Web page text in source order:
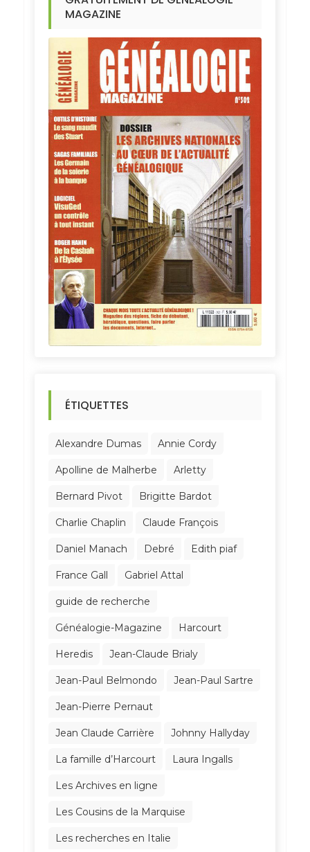
MAGAZINE
ÉTIQUETTES
Alexandre Dumas Annie Cordy
Apolline de Malherbe Arletty
Bernard Pivot Brigitte Bardot
Charlie Chaplin Claude François
Daniel Manach Debré Edith piaf
France Gall Gabriel Attal
guide de recherche
Généalogie-Magazine Harcourt
Heredis Jean-Claude Brialy
Jean-Paul Belmondo Jean-Paul Sartre
Jean-Pierre Pernaut
Jean Claude Carrière Johnny Hallyday
La famille d’Harcourt Laura Ingalls
Les Archives en ligne
Les Cousins de la Marquise
Les recherches en Italie